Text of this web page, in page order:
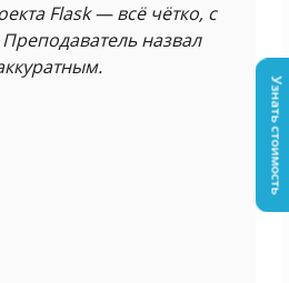
Flask — всё чётко, с
назвал
Узнать стоимость